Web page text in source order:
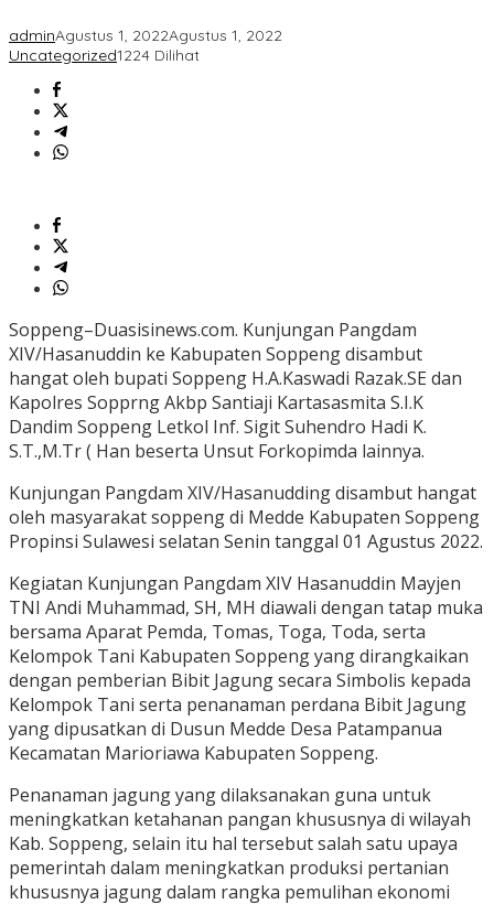
adminAgustus 1, 2022Agustus 1, 2022
Uncategorized1224 Dilihat
Soppeng–Duasisinews.com. Kunjungan Pangdam
XIV/Hasanuddin ke Kabupaten Soppeng disambut
hangat oleh bupati Soppeng H.A.Kaswadi Razak.SE dan
Kapolres Sopprng Akbp Santiaji Kartasasmita S.I.K
Dandim Soppeng Letkol Inf. Sigit Suhendro Hadi K.
S.T.,M.Tr ( Han beserta Unsut Forkopimda lainnya.
Kunjungan Pangdam XIV/Hasanudding disambut hangat
oleh masyarakat soppeng di Medde Kabupaten Soppeng
Propinsi Sulawesi selatan Senin tanggal 01 Agustus 2022.
Kegiatan Kunjungan Pangdam XIV Hasanuddin Mayjen
TNI Andi Muhammad, SH, MH diawali dengan tatap muka
bersama Aparat Pemda, Tomas, Toga, Toda, serta
Kelompok Tani Kabupaten Soppeng yang dirangkaikan
dengan pemberian Bibit Jagung secara Simbolis kepada
Kelompok Tani serta penanaman perdana Bibit Jagung
yang dipusatkan di Dusun Medde Desa Patampanua
Kecamatan Marioriawa Kabupaten Soppeng.
Penanaman jagung yang dilaksanakan guna untuk
meningkatkan ketahanan pangan khususnya di wilayah
Kab. Soppeng, selain itu hal tersebut salah satu upaya
pemerintah dalam meningkatkan produksi pertanian
khususnya jagung dalam rangka pemulihan ekonomi